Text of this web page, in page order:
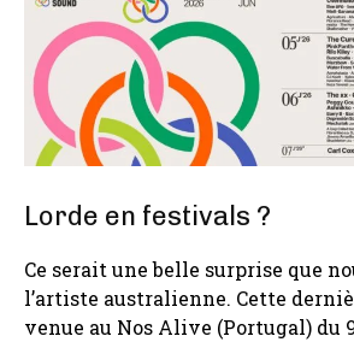
Lorde en festivals ?
Ce serait une belle surprise que
l’artiste australienne. Cette
venue au Nos Alive (Portugal) du